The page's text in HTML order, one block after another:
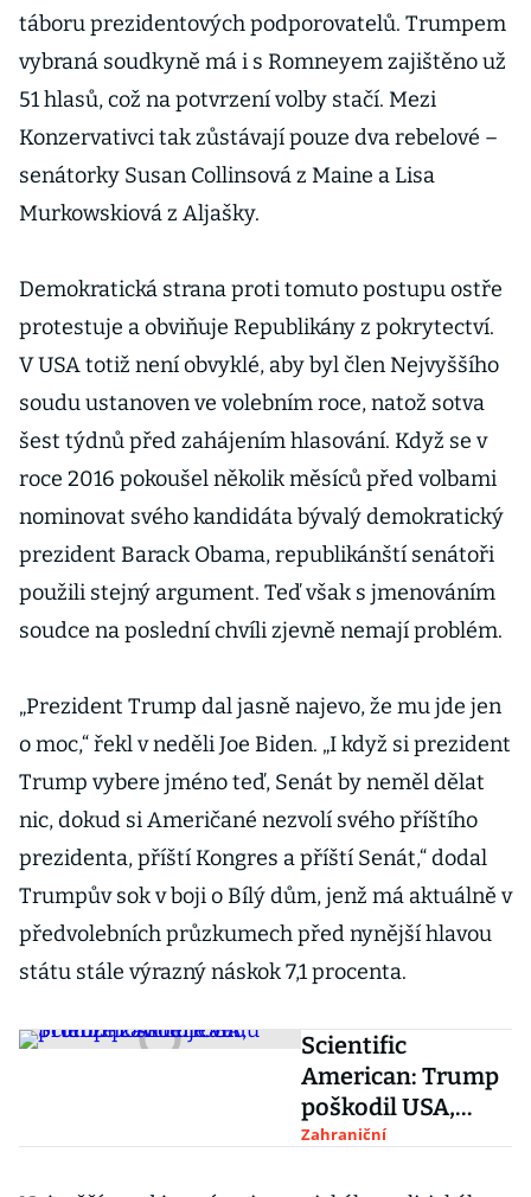
táboru prezidentových podporovatelů. Trumpem
vybraná soudkyně má i s Romneyem zajištěno už
51 hlasů, což na potvrzení volby stačí. Mezi
Konzervativci tak zůstávají pouze dva rebelové –
senátorky Susan Collinsová z Maine a Lisa
Murkowskiová z Aljašky.
Demokratická strana proti tomuto postupu ostře
protestuje a obviňuje Republikány z pokrytectví.
V USA totiž není obvyklé, aby byl člen Nejvyššího
soudu ustanoven ve volebním roce, natož sotva
šest týdnů před zahájením hlasování. Když se v
roce 2016 pokoušel několik měsíců před volbami
nominovat svého kandidáta bývalý demokratický
prezident Barack Obama, republikánští senátoři
použili stejný argument. Teď však s jmenováním
soudce na poslední chvíli zjevně nemají problém.
„Prezident Trump dal jasně najevo, že mu jde jen
o moc,“ řekl v neděli Joe Biden. „I když si prezident
Trump vybere jméno teď, Senát by neměl dělat
nic, dokud si Američané nezvolí svého příštího
prezidenta, příští Kongres a příští Senát,“ dodal
Trumpův sok v boji o Bílý dům, jenž má aktuálně v
předvolebních průzkumech před nynější hlavou
státu stále výrazný náskok 7,1 procenta.
Scientific
American: Trump
poškodil USA,
protože zavrhuje
Zahraniční